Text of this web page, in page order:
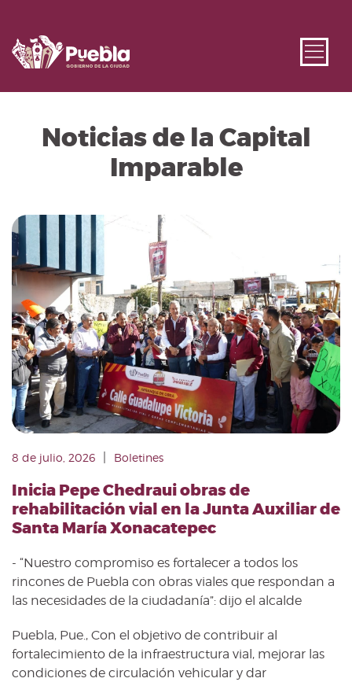
Noticias de la Capital
Imparable
8 de julio, 2026 Boletines
Inicia Pepe Chedraui obras de
rehabilitación vial en la Junta Auxiliar de
Santa María Xonacatepec
- “Nuestro compromiso es fortalecer a todos los
rincones de Puebla con obras viales que respondan a
las necesidades de la ciudadanía”: dijo el alcalde
Puebla, Pue., Con el objetivo de contribuir al
fortalecimiento de la infraestructura vial, mejorar las
condiciones de circulación vehicular y dar